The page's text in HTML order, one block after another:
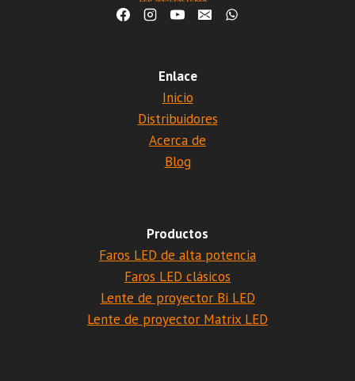
Enlace
Inicio
Distribuidores
Acerca de
Blog
Productos
Faros LED de alta potencia
Faros LED clásicos
Lente de proyector Bi LED
Lente de proyector Matrix LED